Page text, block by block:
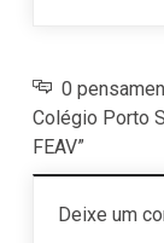
0
Colégio Porto
FEAV”
Deixe um